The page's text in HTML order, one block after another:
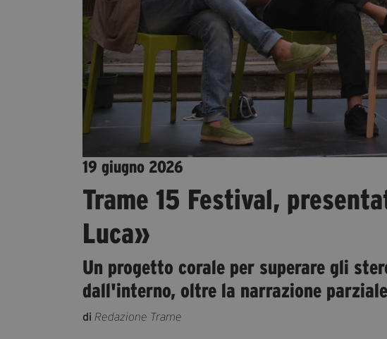
19 giugno 2026
Trame 15 Festival,
Luca»
Un progetto corale per superare gli
dall'interno, oltre la narrazione
di Redazione Trame